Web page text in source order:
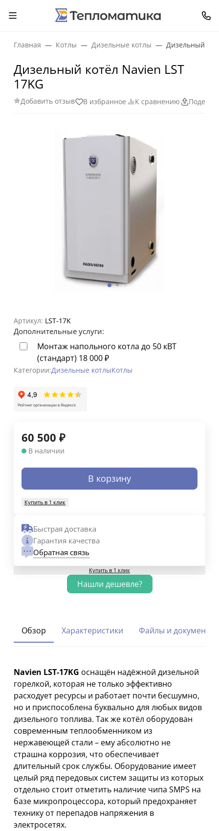
Главная Котлы Дизельные котлы Дизельный
Дизельный котёл Navien LST
17KG
Добавить отзыв В избранное К сравнению
Артикул: LST-17K
Дополнительные услуги:
Монтаж напольного котла до 50 кВТ
(стандарт) 18 000₽
Категории:Дизельные котлыКотлы
60 500 ₽
В наличии
В корзину
Купить в 1 клик
Быстрая доставка
Гарантия качества
Обратная связь
Купить в 1 клик
Обзор Характеристики Файлы и документы
Navien LST-17KG оснащён надёжной дизельной
горелкой, которая не только эффективно
расходует ресурсы и работает почти бесшумно,
но и приспособлена буквально для любых видов
дизельного топлива. Так же котёл оборудован
современным теплообменником из
нержавеющей стали – ему абсолютно не
страшна коррозия, что обеспечивает
длительный срок службы. Оборудование имеет
целый ряд передовых систем защиты из которых
отдельно стоит отметить наличие чипа SMPS на
базе микропроцессора, который предохраняет
технику от перепадов напряжения в
электросетях.